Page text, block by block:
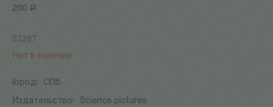
200 Р
53207
Нет в наличии
Город:
СПб
Издательство:
Science pictures